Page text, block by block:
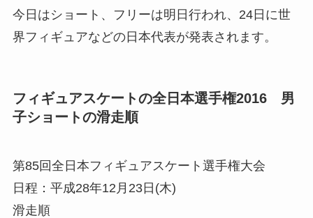
今日はショート、フリーは明日行われ、24日に世
界フィギュアなどの日本代表が発表されます。
フィギュアスケートの全日本選手権2016 男
子ショートの滑走順
第85回全⽇本フィギュアスケート選⼿権⼤会
日程：平成28年12⽉23⽇(⽊)
滑走順